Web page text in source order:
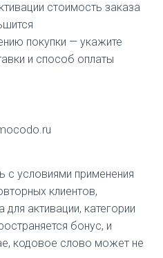
стоимость заказа
покупки — укажите
и способ оплаты
с условиями применения
клиентов,
активации, категории
бонус, и
кодовое слово может не